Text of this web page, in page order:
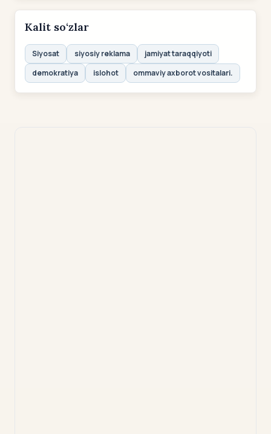
Kalit so‘zlar
Siyosat siyosiy reklama
jamiyat taraqqiyoti
demokratiya
islohot ommaviy axborot vositalari.